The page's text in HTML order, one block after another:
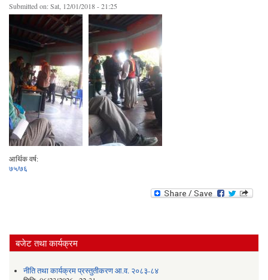
Submitted on:Sat, 12/01/2018 - 21:25
आर्थिक वर्ष:
७५/७६
बजेट तथा कार्यक्रम
नीति तथा कार्यक्रम प्रस्तुतीकरण आ.व. २०८३-८४